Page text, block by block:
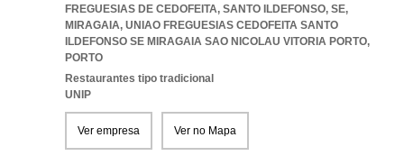
FREGUESIAS DE CEDOFEITA, SANTO ILDEFONSO, SE,
MIRAGAIA, UNIAO FREGUESIAS CEDOFEITA SANTO
ILDEFONSO SE MIRAGAIA SAO NICOLAU VITORIA PORTO,
PORTO
Restaurantes tipo tradicional
UNIP
Ver empresa Ver no Mapa